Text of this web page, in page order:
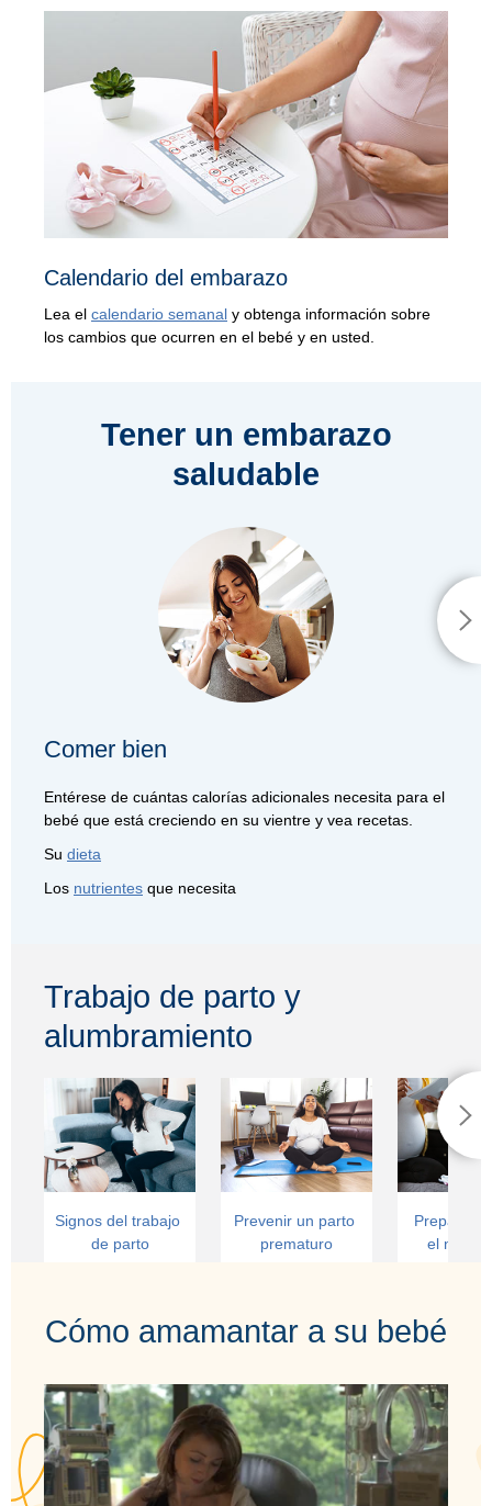
Calendario del embarazo
Lea el calendario semanal y obtenga información sobre
los cambios que ocurren en el bebé y en usted.
Tener un embarazo
saludable
Comer bien
Entérese de cuántas calorías adicionales necesita para el
bebé que está creciendo en su vientre y vea recetas.
Su dieta
Los nutrientes que necesita
Trabajo de parto y
alumbramiento
Signos del trabajo
de parto
Prevenir un parto
prematuro
el
Cómo amamantar a su bebé